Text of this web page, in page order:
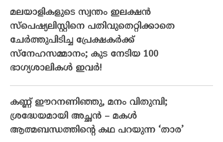
മലയാളികളുടെ സ്വന്തം ഇലക്ഷന്‍
സ്‌പെഷ്യലിസ്റ്റിനെ പതിവുതെറ്റിക്കാതെ
ചേര്‍ത്തുപിടിച്ച പ്രേക്ഷകര്‍ക്ക്
സ്‌നേഹസമ്മാനം; കുട നേടിയ 100
ഭാഗ്യശാലികള്‍ ഇവര്‍!
കണ്ണ് ഈറനണിഞ്ഞു, മനം വിതുമ്പി;
ശ്രദ്ധേയമായി അച്ഛൻ – മകൾ
ആത്മബന്ധത്തിന്റെ കഥ പറയുന്ന ‘താര’